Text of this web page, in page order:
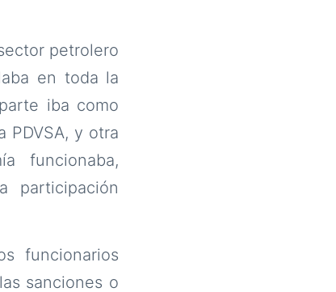
petrolero
en toda la
iba como
PDVSA, y otra
funcionaba,
participación
funcionarios
sanciones o